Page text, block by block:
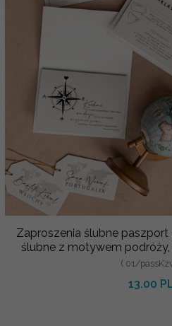
Zaproszenia ślubne paszport
ślubne z motywem
( 01/
13.00